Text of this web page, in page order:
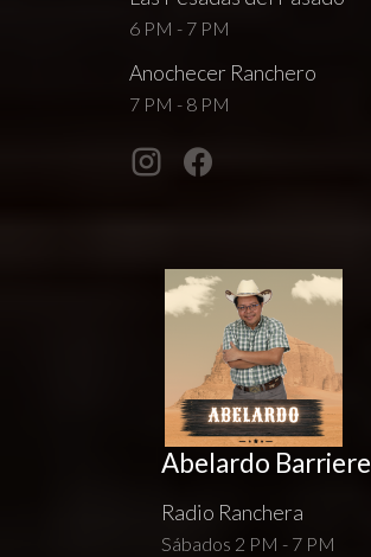
6 PM - 7 PM
Anochecer Ranchero
7 PM - 8 PM
Abelardo Barriere
Radio Ranchera
Sábados 2 PM - 7 PM